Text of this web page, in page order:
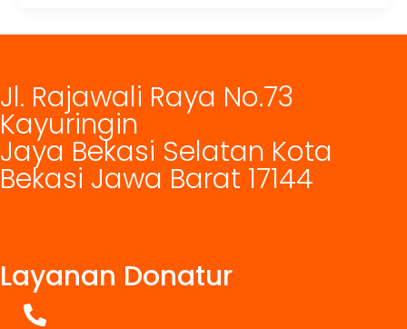
Jl. Rajawali Raya No.73
Kayuringin
Jaya Bekasi Selatan Kota
Bekasi Jawa Barat 17144
Layanan Donatur